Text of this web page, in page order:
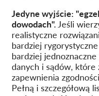
Jedyne wyjście:
dowodach". Jeśli
realistyczne
bardziej
bardziej
danych i sądów, które
zapewnienia
Pełną i szczegółową